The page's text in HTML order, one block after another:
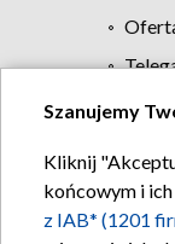
Szanujemy
Kliknij
końcowym i
z IAB* (1201